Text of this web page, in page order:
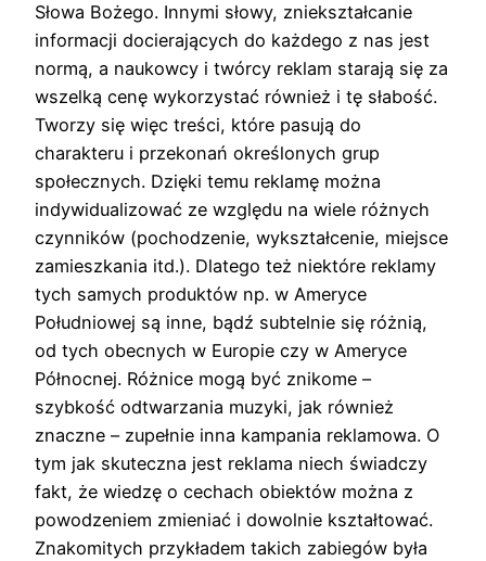
Słowa Bożego. Innymi słowy, zniekształcanie
informacji docierających do każdego z nas jest
normą, a naukowcy i twórcy reklam starają się za
wszelką cenę wykorzystać również i tę słabość.
Tworzy się więc treści, które pasują do
charakteru i przekonań określonych grup
społecznych. Dzięki temu reklamę można
indywidualizować ze względu na wiele różnych
czynników (pochodzenie, wykształcenie, miejsce
zamieszkania itd.). Dlatego też niektóre reklamy
tych samych produktów np. w Ameryce
Południowej są inne, bądź subtelnie się różnią,
od tych obecnych w Europie czy w Ameryce
Północnej. Różnice mogą być znikome –
szybkość odtwarzania muzyki, jak również
znaczne – zupełnie inna kampania reklamowa. O
tym jak skuteczna jest reklama niech świadczy
fakt, że wiedzę o cechach obiektów można z
powodzeniem zmieniać i dowolnie kształtować.
Znakomitych przykładem takich zabiegów była